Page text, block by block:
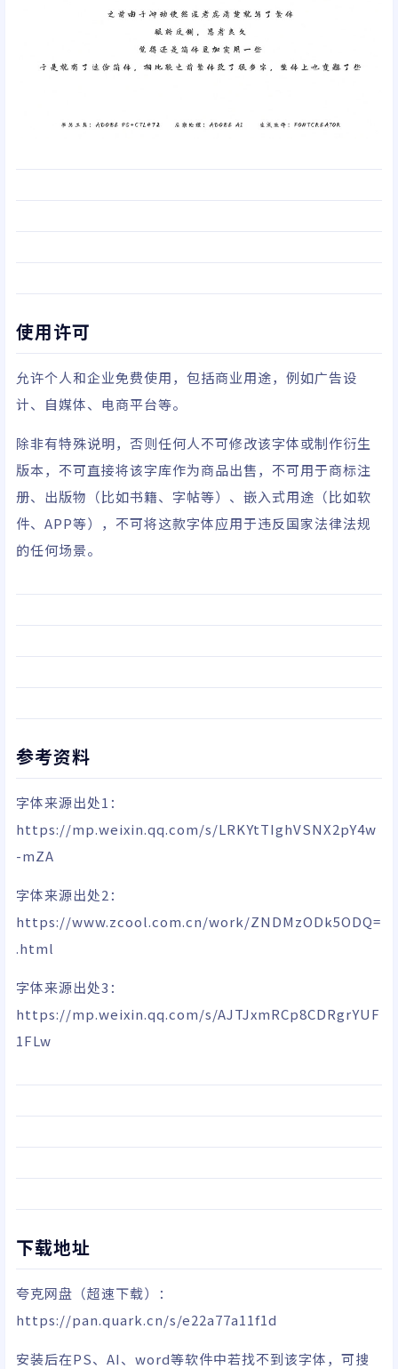
使用许可
允许个人和企业免费使用，包括商业用途，例如广告设
计、自媒体、电商平台等。
除非有特殊说明，否则任何人不可修改该字体或制作衍生
版本，不可直接将该字库作为商品出售，不可用于商标注
册、出版物（比如书籍、字帖等）、嵌入式用途（比如软
件、APP等），不可将这款字体应用于违反国家法律法规
的任何场景。
参考资料
字体来源出处1：
https://mp.weixin.qq.com/s/LRKYtTIghVSNX2pY4w
-mZA
字体来源出处2：
https://www.zcool.com.cn/work/ZNDMzODk5ODQ=
.html
字体来源出处3：
https://mp.weixin.qq.com/s/AJTJxmRCp8CDRgrYUF
1FLw
下载地址
夸克网盘 （超速下载）
：
https://pan.quark.cn/s/e22a77a11f1d
安装后在PS、AI、word等软件中若找不到该字体，可搜